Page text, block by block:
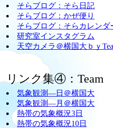
そらブログ：そら日記
そらブログ：かぜ便り
そらブログ：そらカレンダ
研究室インスタグラム
天空カメラ＠横国大ｂｙ
リンク集④：
気象観測―日＠横国大
気象観測―月＠横国大
熱帯の気象概況3日
熱帯の気象概況10日